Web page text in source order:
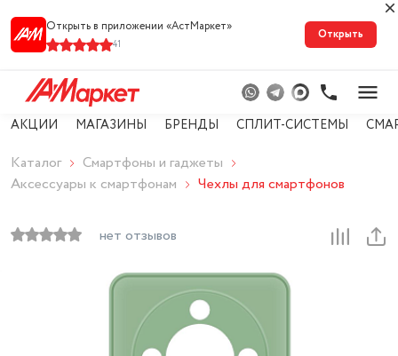
Открыть в приложении «АстМарке‪т‬»
41
Открыть
АКЦИИ МАГАЗИНЫ БРЕНДЫ СПЛИТ-СИСТЕМЫ
Каталог
Смартфоны и гаджеты
Аксессуары к смартфонам
Чехлы для смартфонов
нет отзывов